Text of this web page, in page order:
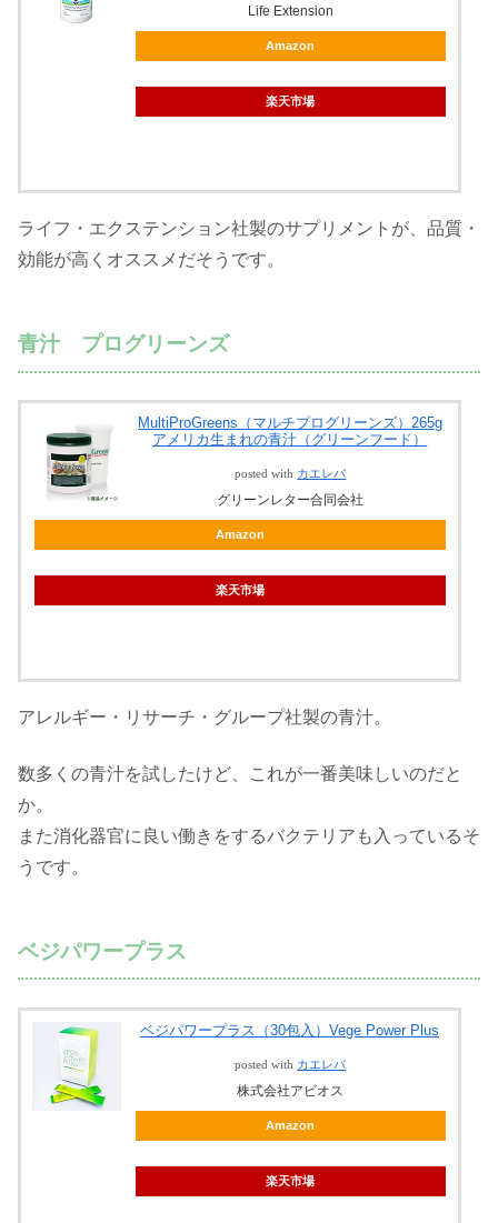
Life Extension
Amazon
楽天市場
ライフ・エクステンション社製のサプリメントが、品質・
効能が高くオススメだそうです。
青汁 プログリーンズ
MultiProGreens（マルチプログリーンズ）265g
アメリカ生まれの青汁（グリーンフード）
posted with カエレバ
グリーンレター合同会社
Amazon
楽天市場
アレルギー・リサーチ・グループ社製の青汁。
数多くの青汁を試したけど、これが一番美味しいのだと
か。
また消化器官に良い働きをするバクテリアも入っているそ
うです。
ベジパワープラス
ベジパワープラス（30包入）Vege Power Plus
posted with カエレバ
株式会社アビオス
Amazon
楽天市場